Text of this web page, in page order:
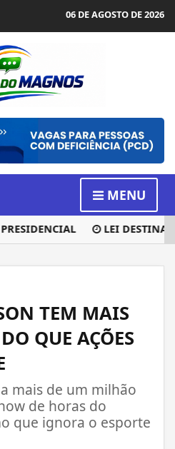
06 DE AGOSTO DE 2026
MENU
LEI DESTINA
TEM MAIS
QUE AÇÕES
mais de um milhão
de horas do
que ignora o esporte